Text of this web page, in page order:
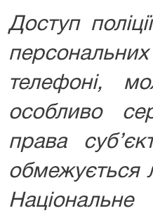
Доступ
телефоні,
особливо
права
обмежується